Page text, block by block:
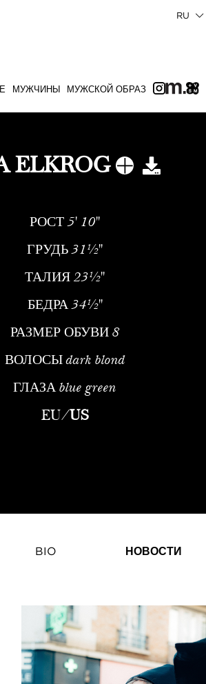
МУЖЧИНЫ МУЖСКОЙ ОБРАЗ
RU
ELKROG
РОСТ 5' 10''
ГРУДЬ 31½''
ТАЛИЯ 23½''
БЕДРА 34½''
РАЗМЕР ОБУВИ 8
ВОЛОСЫ dark blond
ГЛАЗА blue green
EU/US
BIO НОВОСТИ